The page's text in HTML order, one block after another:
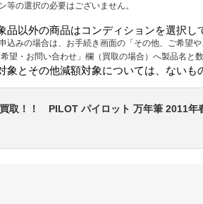
の選択の必要はございません。
品以外の商品はコンディションを選択し
込みの場合は、お手続き画面の「その他、ご希望
希望・お問い合わせ」欄（買取の場合）へ製品名と
象とその他減額対象については、ないも
取！！ PILOT パイロット 万年筆 2011年